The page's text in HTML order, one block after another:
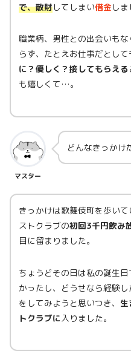
で、散財してしまい借金しま
職業柄、男性との出会いも
らず、たとえお仕事だとして
に？優しく？接してもらえる
も嬉しくて…。
マスター
どんなきっかけ
きっかけは歌舞伎町を歩い
ストクラブの初回3千円飲み
目に留まりました。
ちょうどその日は私の誕生
かったし、どうせなら経験
をしてみようと思いつき、 生
トクラブに入りました。